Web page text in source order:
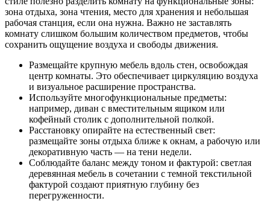
зона отдыха, зона чтения, место для хранения и небольшая
рабочая станция, если она нужна. Важно не заставлять
комнату слишком большим количеством предметов, чтобы
сохранить ощущение воздуха и свободы движения.
Размещайте крупную мебель вдоль стен, освобождая
центр комнаты. Это обеспечивает циркуляцию воздуха
и визуальное расширение пространства.
Используйте многофункциональные предметы:
например, диван с вместительным ящиком или
кофейный столик с дополнительной полкой.
Расстановку опирайте на естественный свет:
размещайте зоны отдыха ближе к окнам, а рабочую или
декоративную часть — на тени недели.
Соблюдайте баланс между тоном и фактурой: светлая
деревянная мебель в сочетании с темной текстильной
фактурой создают приятную глубину без
перегруженности.